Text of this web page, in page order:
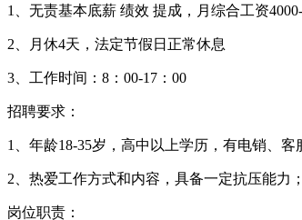
1 、无责基本底薪 绩效 提成，月综合工资
2 、月休4天，法定节假日正常休息
3 、工作时间：8：00-17：00
招聘要求：
1 、年龄18-35岁，高中以上学历，有电销、
2 、热爱工作方式和内容，具备一定抗压能力；
岗位职责：